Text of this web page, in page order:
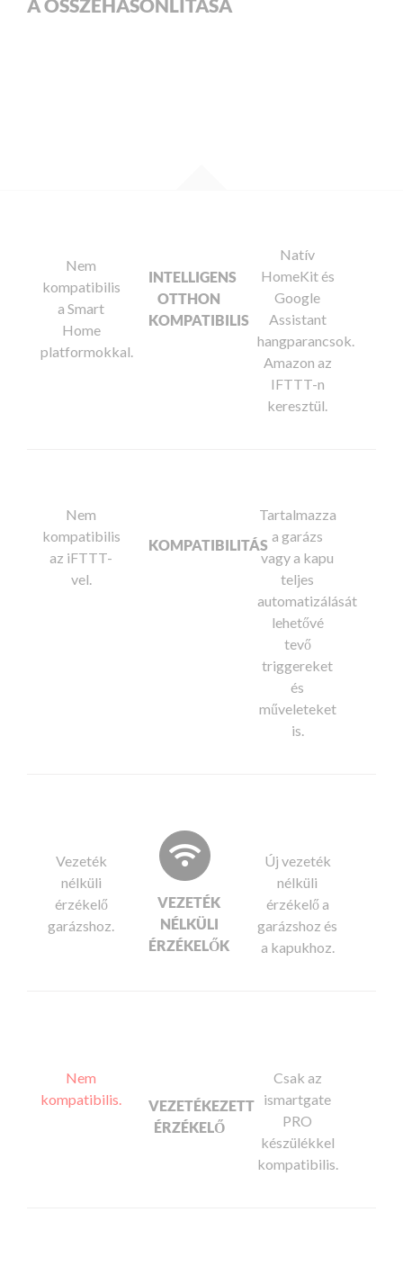
A ÖSSZEHASONLÍTÁSA
Nem
kompatibilis
a Smart
Home
platformokkal.
INTELLIGENS
OTTHON
KOMPATIBILIS
Natív
HomeKit és
Google
Assistant
hangparancsok.
Amazon az
IFTTT-n
keresztül.
Nem
kompatibilis
az iFTTT-
vel.
KOMPATIBILITÁS
Tartalmazza
a garázs
vagy a kapu
teljes
automatizálását
lehetővé
tevő
triggereket
és
műveleteket
is.
Vezeték
nélküli
érzékelő
garázshoz.
VEZETÉK
NÉLKÜLI
ÉRZÉKELŐK
Új vezeték
nélküli
érzékelő a
garázshoz és
a kapukhoz.
Nem
kompatibilis.
VEZETÉKEZETT
ÉRZÉKELŐ
Csak az
ismartgate
PRO
készülékkel
kompatibilis.